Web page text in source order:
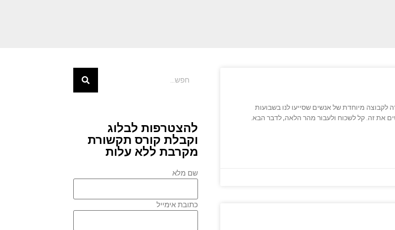
לקבוצה מיוחדת של אנשים שסייעו לנו בשבועות
את זה. קל לשכוח ולעבור מהר הלאה, לדבר הבא.
להצטרפות לבלוג
וקבלת קורס תקשורת
מקרבת ללא עלות
שם מלא
כתובת אימייל